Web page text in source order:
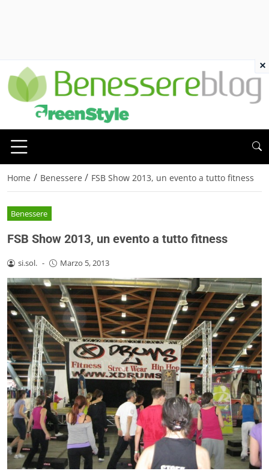
Home / Benessere / FSB Show 2013, un evento a tutto fitness
Benessere
FSB Show 2013, un evento a tutto fitness
si.sol. - Marzo 5, 2013
×